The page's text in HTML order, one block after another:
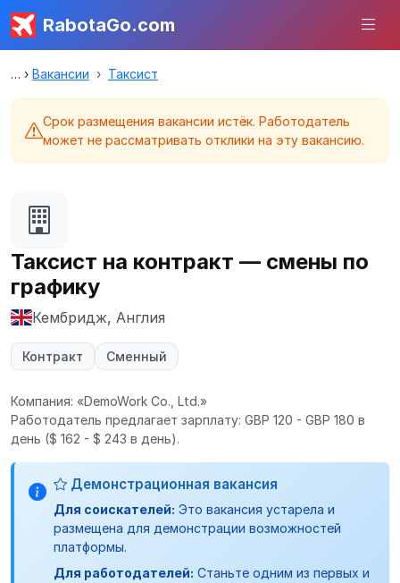
RabotaGo.com
Вакансии Таксист
Срок размещения вакансии истёк. Работодатель
может не рассматривать отклики на эту вакансию.
Таксист на контракт — смены по
графику
Кембридж, Англия
Контракт Сменный
Компания: «DemoWork Co., Ltd.»
Работодатель предлагает зарплату: GBP 120 - GBP 180 в
день ($ 162 - $ 243 в день).
Демонстрационная вакансия
Для соискателей: Это вакансия устарела и
размещена для демонстрации возможностей
платформы.
Для работодателей: Станьте одним из первых и